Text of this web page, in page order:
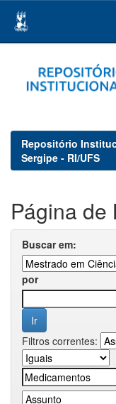
navigation
Repositório
Sergipe - RI/UFS
Página de
Buscar em:
por
Filtros correntes: